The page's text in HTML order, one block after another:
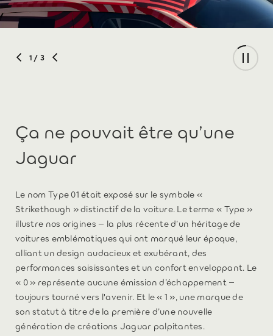
1 / 3
Ça ne pouvait être qu’une
Jaguar
Le nom Type 01 était exposé sur le symbole «
Strikethough » distinctif de la voiture. Le terme « Type »
illustre nos origines – la plus récente d’un héritage de
voitures emblématiques qui ont marqué leur époque,
alliant un design audacieux et exubérant, des
performances saisissantes et un confort enveloppant. Le
« 0 » représente aucune émission d’échappement –
toujours tourné vers l'avenir. Et le « 1 », une marque de
son statut à titre de la première d’une nouvelle
génération de créations Jaguar palpitantes.